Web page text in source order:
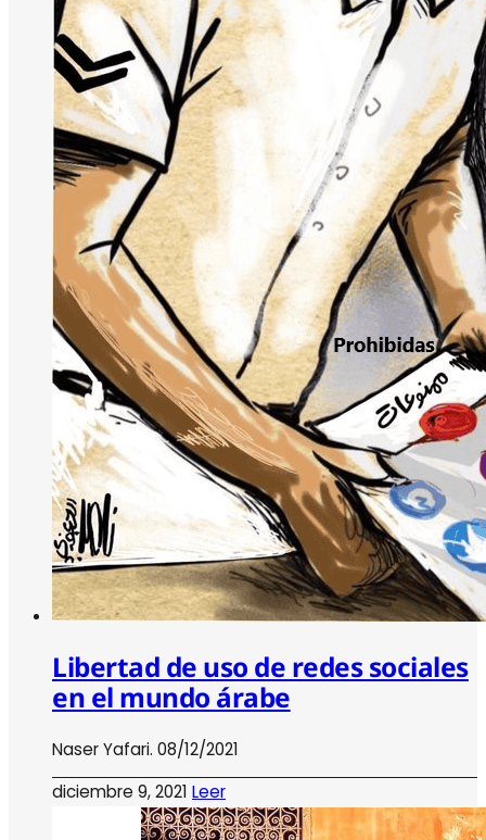
Libertad de uso de redes sociales
en el mundo árabe
Naser Yafari. 08/12/2021
diciembre 9, 2021 Leer